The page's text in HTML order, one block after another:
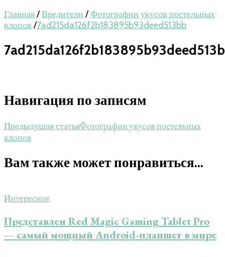
Главная/Вредители /Фотографии укусов постельных
клопов /7ad215da126f2b183895b93deed513bb
Навигация по записям
Предыдущая статьяФотографии укусов постельных
клопов
Вам также может понравиться...
Интересное
Представлен Red Magic Gaming Tablet Pro
— самый мощный Android-планшет в мире